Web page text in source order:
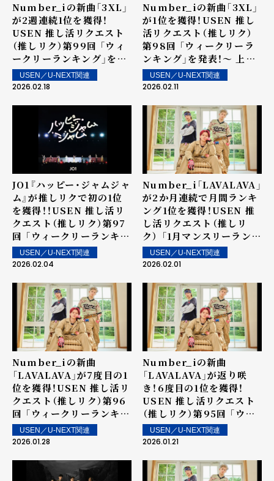
Number_iの新曲「3XL」
が2週連続1位を獲得！
USEN 推し活リクエスト
（推しリク）第99回 「ウィ
ークリーランキング」を発
表！～ 上位ランクイン楽曲
は2月21日（土）より街中・
USEN／U-NEXT関連
2026.02.18
Number_iの新曲「3XL」
が1位を獲得！USEN 推し
活リクエスト（推しリク）
第98回 「ウィークリーラ
ンキング」を発表！～ 上位
ランクイン楽曲は2月14日
（土）より街中・店内で配信
USEN／U-NEXT関連
2026.02.11
JO1『ハッピー・ジャムジャ
ム』が推しリクで初の1位
を獲得！！USEN 推し活リ
クエスト（推しリク）第97
回 「ウィークリーランキン
グ」を発表！～ 上位ランク
イン楽曲は2月7日（土）よ
USEN／U-NEXT関連
2026.02.04
Number_i「LAVALAVA」
が2か月連続で月間ランキ
ング1位を獲得！USEN 推
し活リクエスト（推しリ
ク） 「1月マンスリーランキ
ング」を発表！
USEN／U-NEXT関連
2026.02.01
Number_iの新曲
「LAVALAVA」が7度目の1
位を獲得！USEN 推し活リ
クエスト（推しリク）第96
回 「ウィークリーランキン
グ」を発表！～ 上位ランク
イン楽曲は1月31日（土）よ
USEN／U-NEXT関連
2026.01.28
Number_iの新曲
「LAVALAVA」が返り咲
き！6度目の1位を獲得！
USEN 推し活リクエスト
（推しリク）第95回 「ウィ
ークリーランキング」を発
表！～ 上位ランクイン楽曲
店内で配信
USEN／U-NEXT関連
2026.01.21